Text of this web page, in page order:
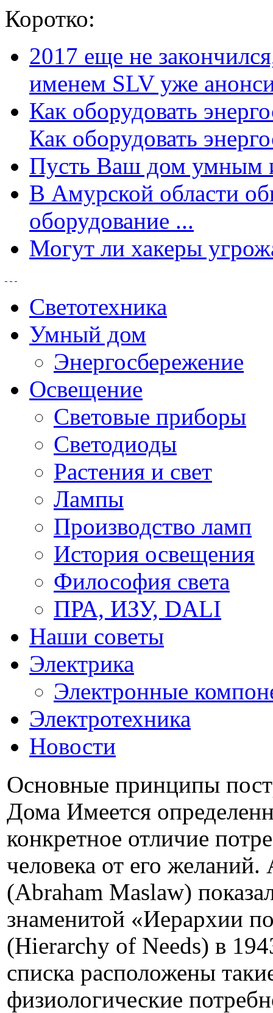
Коротко:
2017 еще не
именем SLV уже
Как оборудовать
Как оборудовать
Пусть Ваш дом умным
В Амурской области
оборудование ...
Могут ли хакеры
Светотехника
Умный дом
Энергосбережение
Освещение
Световые приборы
Светодиоды
Растения и свет
Лампы
Производство ламп
История освещения
Философия света
ПРА, ИЗУ, DALI
Наши советы
Электрика
Электронные
Электротехника
Новости
Основные принципы
Дома Имеется
конкретное отличие
человека от его
(Abraham Maslaw)
знаменитой «Иерархии
(Hierarchy of Needs) в
списка рас­положены
физиологические